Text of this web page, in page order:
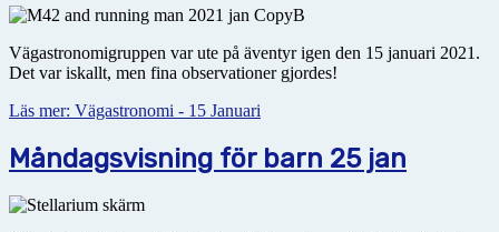
Vägastronomigruppen var ute på äventyr igen den 15 januari 2021.
Det var iskallt, men fina observationer gjordes!
Läs mer: Vägastronomi - 15 Januari
Måndagsvisning för barn 25 jan